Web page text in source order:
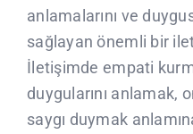
anlamalarını ve
sağlayan önemli bir
İletişimde empati
duygularını anlamak,
saygı duymak